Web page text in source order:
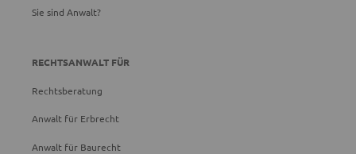
Sie sind Anwalt?
RECHTSANWALT FÜR
Rechtsberatung
Anwalt für Erbrecht
Anwalt für Baurecht